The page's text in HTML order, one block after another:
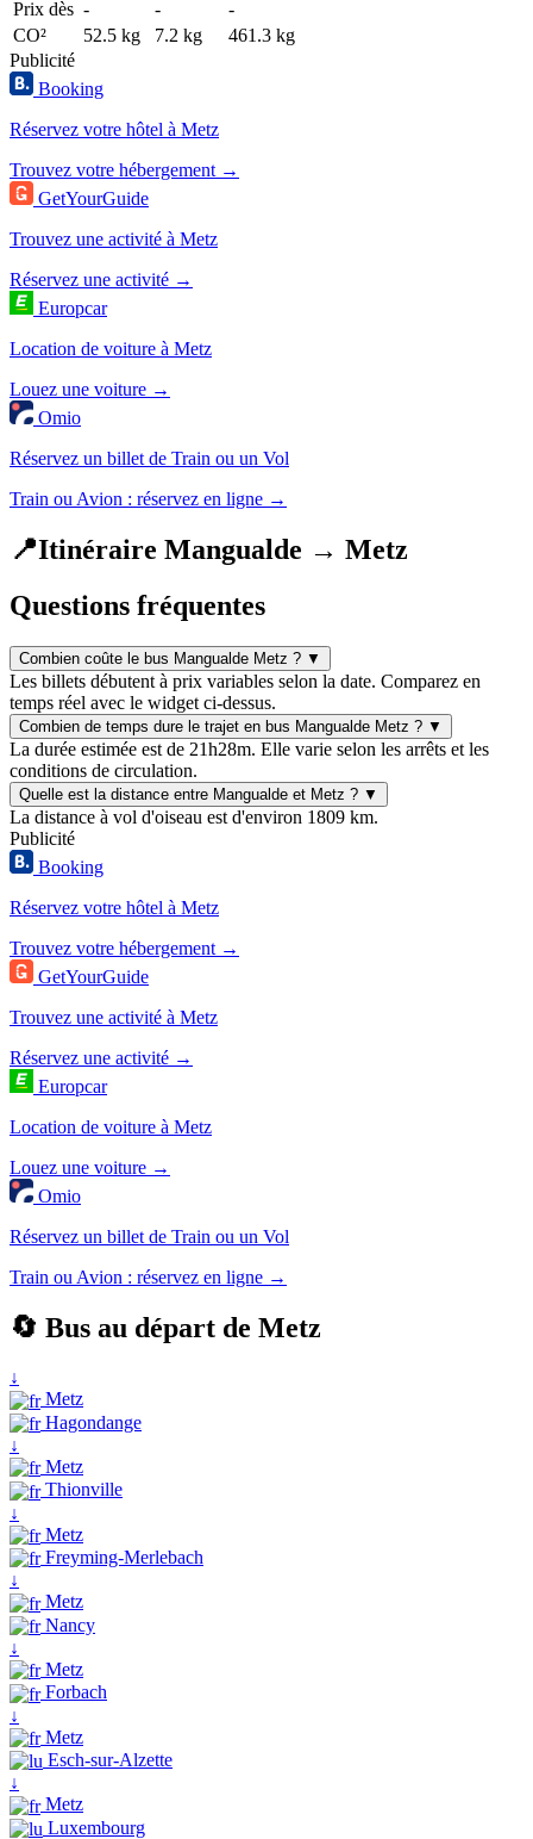
Prix dès - -
-
CO²
52.5 kg 7.2 kg
461.3 kg
Publicité
Booking
Réservez votre hôtel à Metz
Trouvez votre hébergement →
GetYourGuide
Trouvez une activité à Metz
Réservez une activité →
Europcar
Location de voiture à Metz
Louez une voiture →
Omio
Réservez un billet de Train ou un Vol
Train ou Avion : réservez en ligne →
📍Itinéraire Mangualde → Metz
Questions fréquentes
Combien coûte le bus Mangualde Metz ? ▼
Les billets débutent à prix variables selon la date. Comparez en
temps réel avec le widget ci-dessus.
Combien de temps dure le trajet en bus Mangualde Metz ? ▼
La durée estimée est de 21h28m. Elle varie selon les arrêts et les
conditions de circulation.
Quelle est la distance entre Mangualde et Metz ? ▼
La distance à vol d'oiseau est d'environ 1809 km.
Publicité
Booking
Réservez votre hôtel à Metz
Trouvez votre hébergement →
GetYourGuide
Trouvez une activité à Metz
Réservez une activité →
Europcar
Location de voiture à Metz
Louez une voiture →
Omio
Réservez un billet de Train ou un Vol
Train ou Avion : réservez en ligne →
🔄 Bus au départ de Metz
↓
Metz
Hagondange
↓
Metz
Thionville
↓
Metz
Freyming-Merlebach
↓
Metz
Nancy
↓
Metz
Forbach
↓
Metz
Esch-sur-Alzette
↓
Metz
Luxembourg